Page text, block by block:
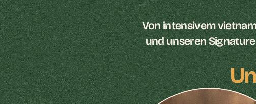
Von intensivem
und unseren